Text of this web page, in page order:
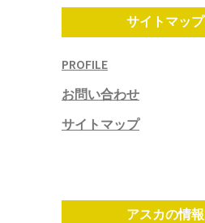
サイトマップ
PROFILE
お問い合わせ
サイトマップ
アスカの情報